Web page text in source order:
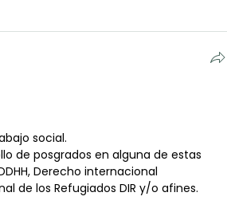
social.
de posgrados en alguna de estas
Derecho internacional
de los Refugiados DIR y/o afines.